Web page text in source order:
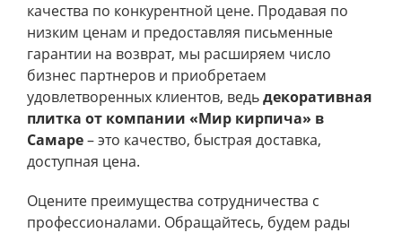
качества по конкурентной цене. Продавая по
низким ценам и предоставляя письменные
гарантии на возврат, мы расширяем число
бизнес партнеров и приобретаем
удовлетворенных клиентов, ведьдекоративная
плитка от компании «Мир кирпича» в
Самаре– это качество, быстрая доставка,
доступная цена.
Оцените преимущества сотрудничества с
профессионалами. Обращайтесь, будем рады